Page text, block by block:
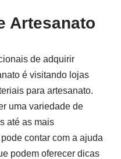
Artesanato
de adquirir
é visitando lojas
para artesanato.
uma variedade de
até as mais
contar com a ajuda
podem oferecer dicas